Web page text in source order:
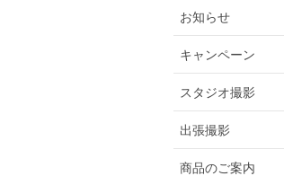
お知らせ
キャンペーン
スタジオ撮影
出張撮影
商品のご案内